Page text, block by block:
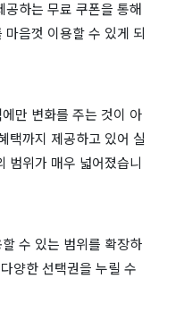
하는 무료 쿠폰을 통해
음껏 이용할 수 있게 되
만 변화를 주는 것이 아
택까지 제공하고 있어 실
범위가 매우 넓어졌습니
수 있는 범위를 확장하
양한 선택권을 누릴 수